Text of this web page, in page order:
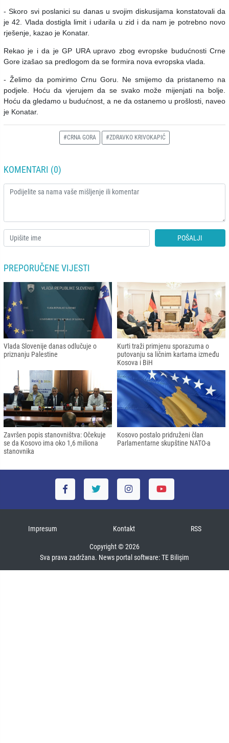
- Skoro svi poslanici su danas u svojim diskusijama konstatovali da
je 42. Vlada dostigla limit i udarila u zid i da nam je potrebno novo
rješenje, kazao je Konatar.
Rekao je i da je GP URA upravo zbog evropske budućnosti Crne
Gore izašao sa predlogom da se formira nova evropska vlada.
- Želimo da pomirimo Crnu Goru. Ne smijemo da pristanemo na
podjele. Hoću da vjerujem da se svako može mijenjati na bolje.
Hoću da gledamo u budućnost, a ne da ostanemo u prošlosti, naveo
je Konatar.
#CRNA GORA #ZDRAVKO KRIVOKAPIĆ
KOMENTARI (0)
POŠALJI
PREPORUČENE VIJESTI
Vlada Slovenije danas odlučuje o
priznanju Palestine
Kurti traži primjenu sporazuma o
putovanju sa ličnim kartama između
Kosova i BiH
Završen popis stanovništva: Očekuje
se da Kosovo ima oko 1,6 miliona
stanovnika
Kosovo postalo pridruženi član
Parlamentarne skupštine NATO-a
Impresum Kontakt RSS
Copyright © 2026
Sva prava zadržana. News portal software:TE Bilişim